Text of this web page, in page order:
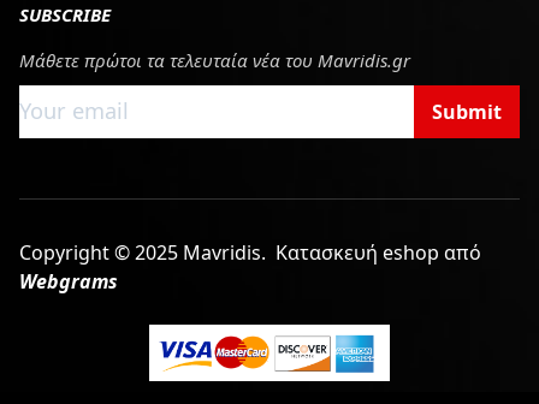
SUBSCRIBE
Μάθετε πρώτοι τα τελευταία νέα του Mavridis.gr
Submit
Copyright © 2025 Mavridis. Κατασκευή eshop από
Webgrams